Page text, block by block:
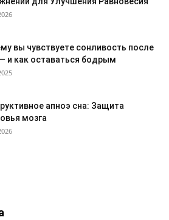
вы чувствуете сонливость после
и как оставаться бодрым
апноэ сна: Защита
мозга